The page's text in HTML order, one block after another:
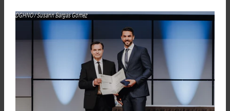
DGHNO / Susann Bargas Gomez